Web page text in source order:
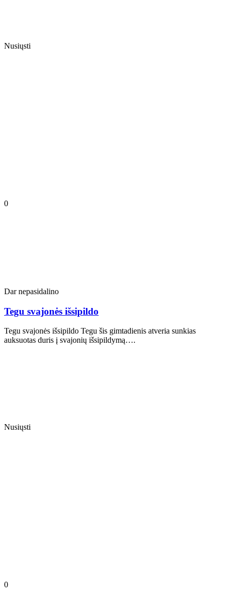
Nusiųsti
0
Dar nepasidalino
Tegu svajonės išsipildo
Tegu svajonės išsipildo Tegu šis gimtadienis atveria sunkias
auksuotas duris į svajonių išsipildymą….
Nusiųsti
0